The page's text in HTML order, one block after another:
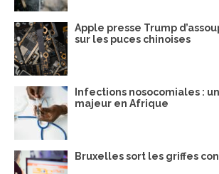
Apple presse Trump
sur les puces chinoises
Infections nosocomiales :
majeur en Afrique
Bruxelles sort les griffes